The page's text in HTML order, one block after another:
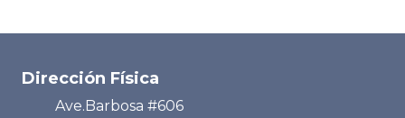
Dirección Física
Ave.Barbosa #606